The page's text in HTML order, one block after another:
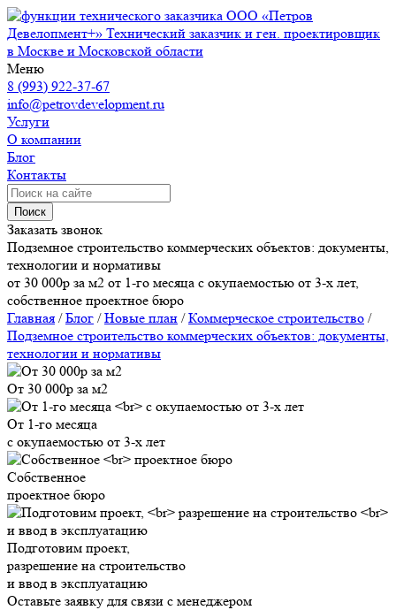
ООО «Петров
Девелопмент+» Технический заказчик и ген. проектировщик
в Москве и Московской области
Меню
8 (993) 922-37-67
info@petrovdevelopment.ru
Услуги
О компании
Блог
Контакты
Поиск
Заказать звонок
Подземное строительство коммерческих объектов: документы,
технологии и нормативы
от 30 000р за м2 от 1-го месяца с окупаемостью от 3-х лет,
собственное проектное бюро
Главная /Блог /Новые план /Коммерческое строительство /
Подземное строительство коммерческих объектов: документы,
технологии и нормативы
От 30 000р за м2
От 1-го месяца
с окупаемостью от 3-х лет
Собственное
проектное бюро
Подготовим проект,
разрешение на строительство
и ввод в эксплуатацию
Оставьте заявку для связи с менеджером